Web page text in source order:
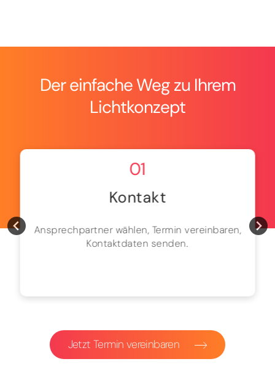
Der einfache Weg zu Ihrem
Lichtkonzept
01
Kontakt
Ansprechpartner wählen, Termin vereinbaren,
Kontaktdaten senden.
Jetzt Termin vereinbaren